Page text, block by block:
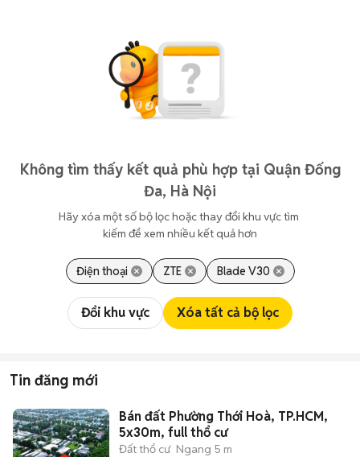
Không tìm thấy kết quả phù hợp tại Quận Đống
Đa, Hà Nội
Hãy xóa một số bộ lọc hoặc thay đổi khu vực tìm
kiếm để xem nhiều kết quả hơn
Điện thoại ZTE Blade V30
Đổi khu vực Xóa tất cả bộ lọc
Tin đăng mới
Bán đất Phường Thới Hoà, TP.HCM,
5x30m, full thổ cư
Đất thổ cư Ngang 5 m